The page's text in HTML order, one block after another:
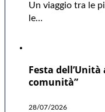
Un viaggio tra le
le…
Festa
comunità”
28/07/2026